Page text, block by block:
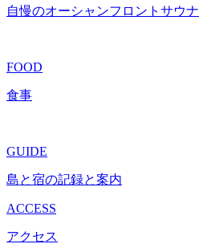
自慢のオーシャンフロントサウナ
FOOD
食事
GUIDE
島と宿の記録と案内
ACCESS
アクセス